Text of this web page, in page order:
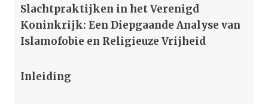
Slachtpraktijken in het Verenigd
Koninkrijk: Een Diepgaande Analyse van
Islamofobie en Religieuze Vrijheid
Inleiding